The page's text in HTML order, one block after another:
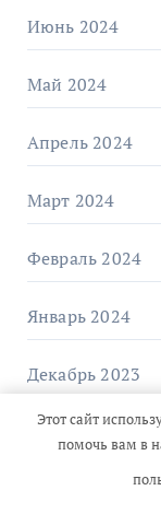
Июнь 2024
Май 2024
Апрель 2024
Март 2024
Февраль 2024
Январь 2024
Декабрь 2023
Ноябрь 2023
Октябрь 2023
Этот сайт
помочь вам в